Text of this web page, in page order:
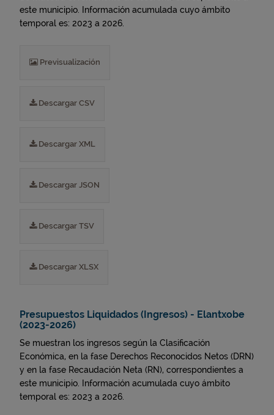
este municipio. Información acumulada cuyo ámbito
temporal es: 2023 a 2026.
Previsualización
Descargar CSV
Descargar XML
Descargar JSON
Descargar TSV
Descargar XLSX
Presupuestos Liquidados (Ingresos) - Elantxobe
(2023-2026)
Se muestran los ingresos según la Clasificación
Económica, en la fase Derechos Reconocidos Netos (DRN)
y en la fase Recaudación Neta (RN), correspondientes a
este municipio. Información acumulada cuyo ámbito
temporal es: 2023 a 2026.